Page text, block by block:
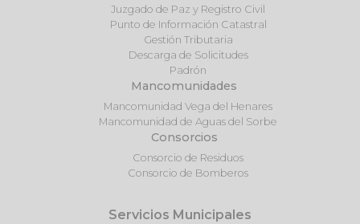
Juzgado de Paz y Registro Civil
Punto de Información Catastral
Gestión Tributaria
Descarga de Solicitudes
Padrón
Mancomunidades
Mancomunidad Vega del Henares
Mancomunidad de Aguas del Sorbe
Consorcios
Consorcio de Residuos
Consorcio de Bomberos
Servicios Municipales